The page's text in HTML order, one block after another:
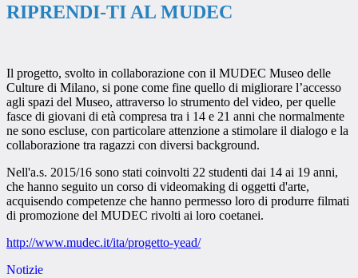
RIPRENDI-TI AL MUDEC
Il progetto, svolto in collaborazione con il MUDEC Museo delle
Culture di Milano, si pone come fine quello di migliorare l’accesso
agli spazi del Museo, attraverso lo strumento del video, per quelle
fasce di giovani di età compresa tra i 14 e 21 anni che normalmente
ne sono escluse, con particolare attenzione a stimolare il dialogo e la
collaborazione tra ragazzi con diversi background.
Nell'a.s. 2015/16 sono stati coinvolti 22 studenti dai 14 ai 19 anni,
che hanno seguito un corso di videomaking di oggetti d'arte,
acquisendo competenze che hanno permesso loro di produrre filmati
di promozione del MUDEC rivolti ai loro coetanei.
http://www.mudec.it/ita/progetto-yead/
Notizie